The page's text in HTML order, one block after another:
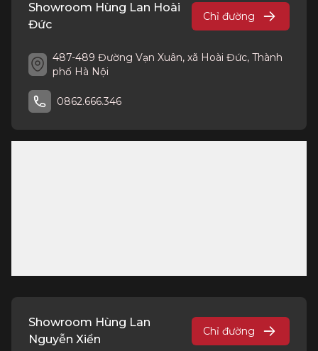
Showroom Hùng Lan Hoài
Đức
Chỉ đường
487-489 Đường Vạn Xuân, xã Hoài Đức, Thành
phố Hà Nội
0862.666.346
Showroom Hùng Lan
Nguyễn Xiển
Chỉ đường